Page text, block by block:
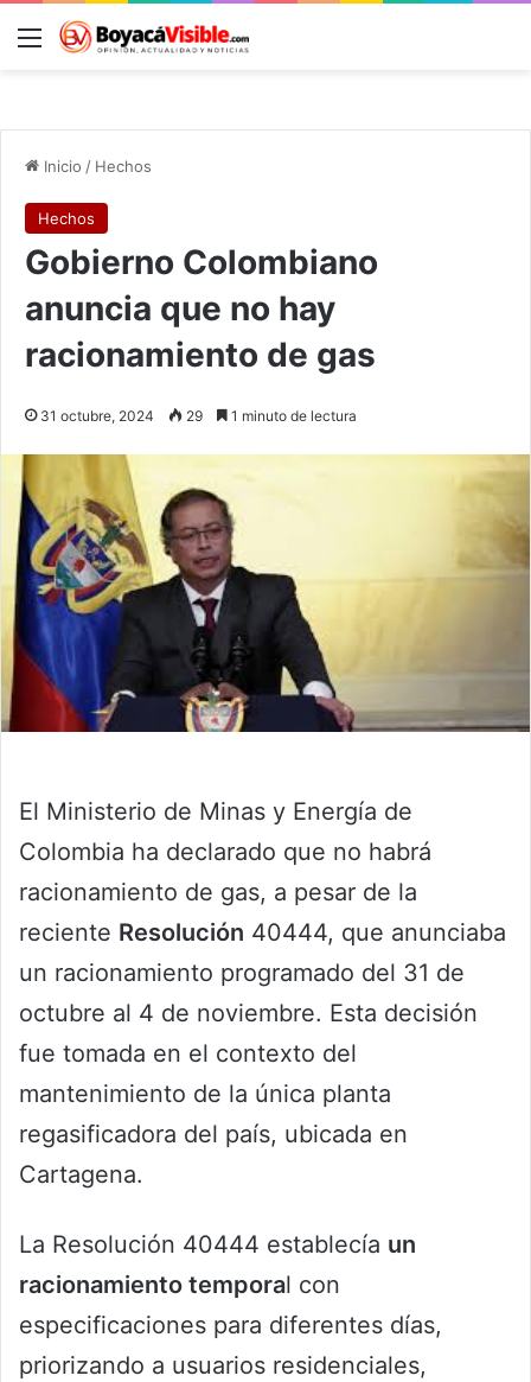
Menú
Inicio / Hechos
Hechos
Gobierno Colombiano
anuncia que no hay
racionamiento de gas
31 octubre, 2024 29 1 minuto de lectura
El Ministerio de Minas y Energía de
Colombia ha declarado que no habrá
racionamiento de gas, a pesar de la
reciente Resolución 40444, que anunciaba
un racionamiento programado del 31 de
octubre al 4 de noviembre. Esta decisión
fue tomada en el contexto del
mantenimiento de la única planta
regasificadora del país, ubicada en
Cartagena.
La Resolución 40444 establecía un
racionamiento temporal con
especificaciones para diferentes días,
priorizando a usuarios residenciales,